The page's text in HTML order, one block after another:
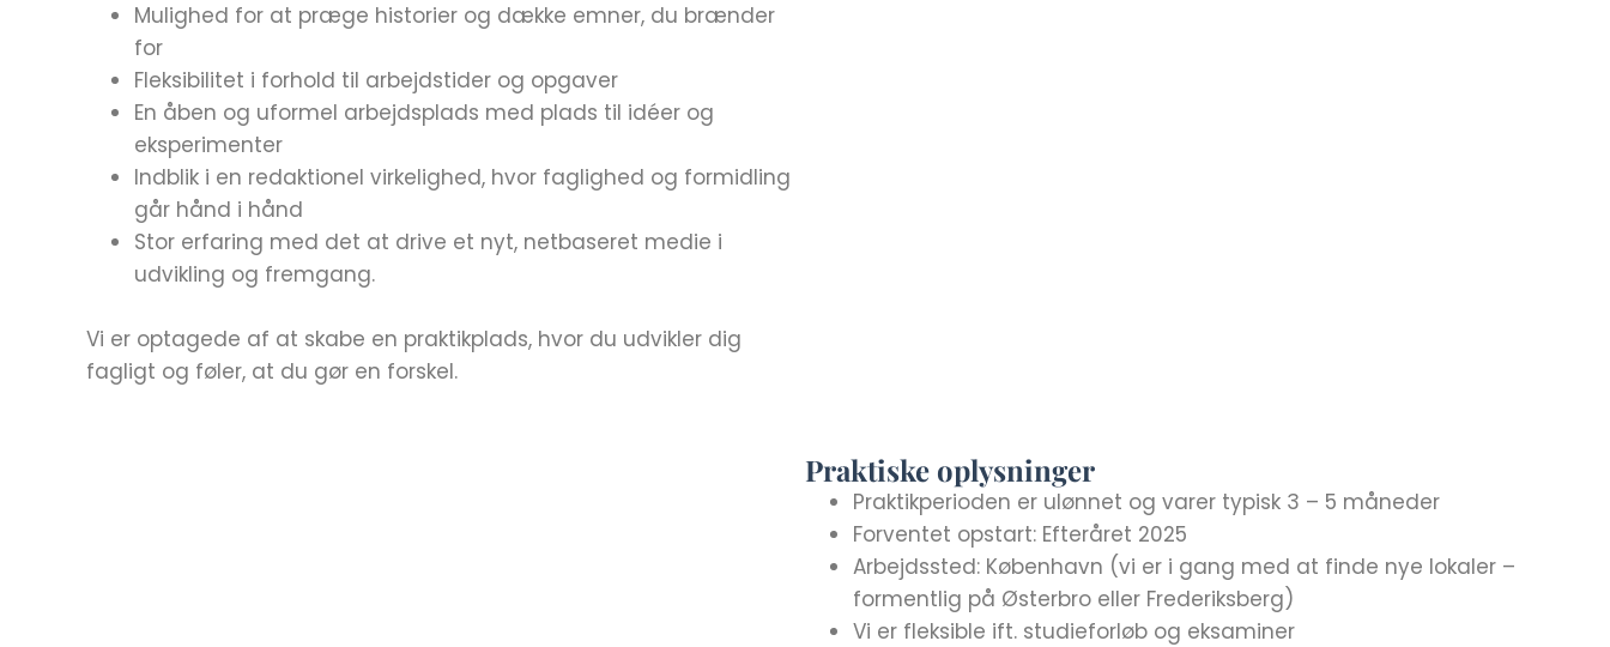
Mulighed for at præge historier og dække emner, du brænder
for
Fleksibilitet i forhold til arbejdstider og opgaver
En åben og uformel arbejdsplads med plads til idéer og
eksperimenter
Indblik i en redaktionel virkelighed, hvor faglighed og formidling
går hånd i hånd
Stor erfaring med det at drive et nyt, netbaseret medie i
udvikling og fremgang.
Vi er optagede af at skabe en praktikplads, hvor du udvikler dig
fagligt og føler, at du gør en forskel.
Praktiske oplysninger
Praktikperioden er ulønnet og varer typisk 3 – 5 måneder
Forventet opstart: Efteråret 2025
Arbejdssted: København (vi er i gang med at finde nye lokaler –
formentlig på Østerbro eller Frederiksberg)
Vi er fleksible ift. studieforløb og eksaminer